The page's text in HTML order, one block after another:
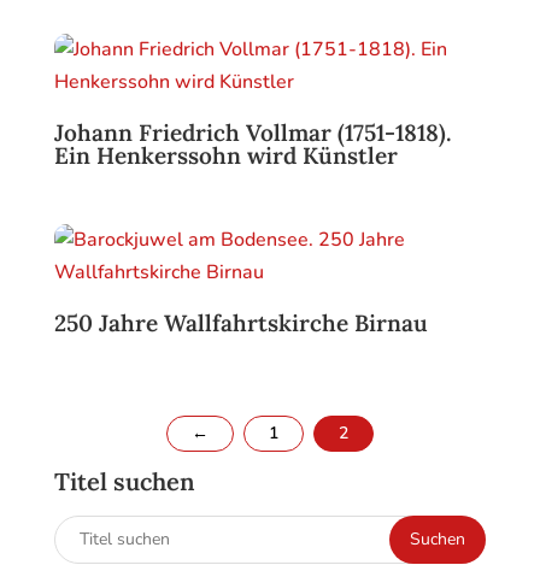
Johann Friedrich Vollmar (1751-1818).
Ein Henkerssohn wird Künstler
250 Jahre Wallfahrtskirche Birnau
← 1 2
Titel suchen
Suchen
nach:
Suchen